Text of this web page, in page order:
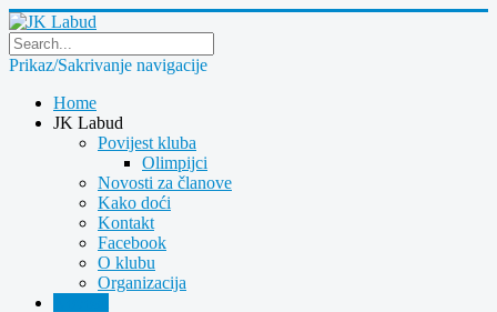
Prikaz/Sakrivanje navigacije
Home
JK Labud
Povijest kluba
Olimpijci
Novosti za članove
Kako doći
Kontakt
Facebook
O klubu
Organizacija